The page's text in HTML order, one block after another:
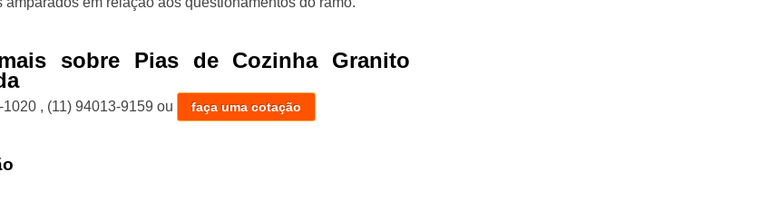
sobre Pias de Cozinha Granito
1020 , (11) 94013-9159 ou faça uma cotação